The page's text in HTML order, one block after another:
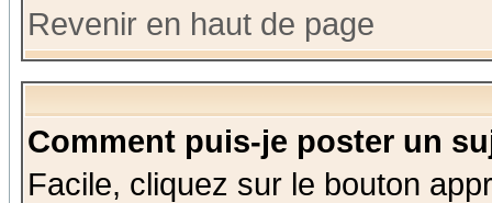
Revenir en haut de page
Comment puis-je poster un
Facile, cliquez sur le bouton